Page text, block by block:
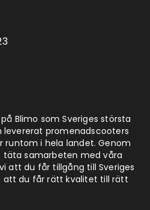
Blimo som Sveriges största
promenadscooters
runtom i hela landet. Genom
samarbeten med våra
att du får tillgång till Sveriges
att du får rätt kvalitet till rätt